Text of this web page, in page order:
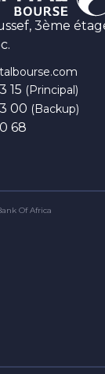
3ème
15 (Principal)
00 (Backup)
68
Of Africa